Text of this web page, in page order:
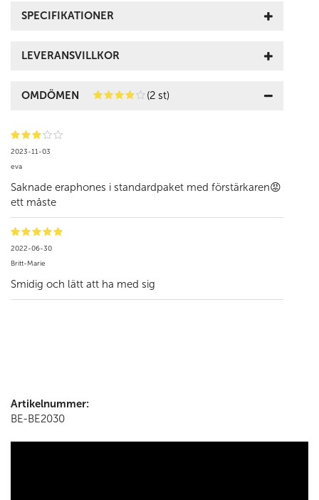
SPECIFIKATIONER
LEVERANSVILLKOR
OMDÖMEN (2 st)
2023-11-03
eva
Saknade eraphones i standardpaket med förstärkaren😡
ett måste
2022-06-30
Britt-Marie
Smidig och lätt att ha med sig
Artikelnummer:
BE-BE2030